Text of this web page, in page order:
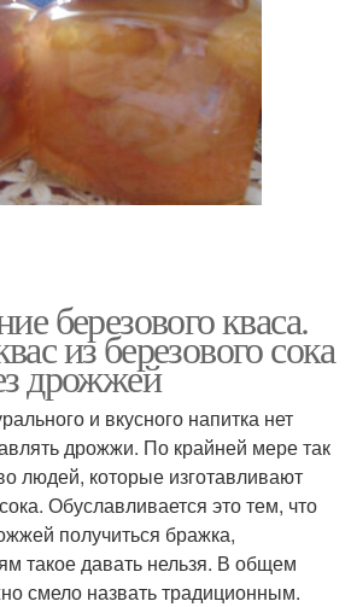
березового кваса.
из березового сока
дрожжей
и вкусного напитка нет
дрожжи. По крайней мере так
людей, которые изготавливают
Обуславливается это тем, что
получиться бражка,
такое давать нельзя. В общем
смело назвать традиционным.